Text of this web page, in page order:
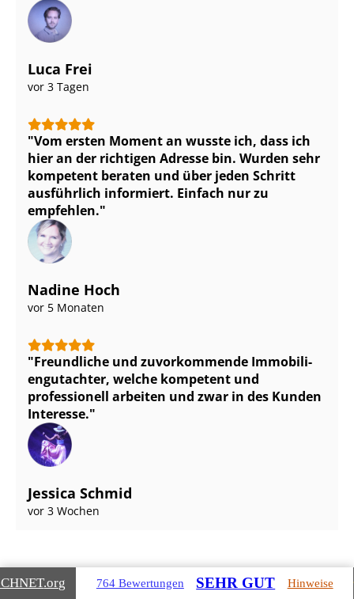
Luca Frei
vor 3 Tagen
Vom ersten Moment an wusste ich, dass ich
hier an der richtigen Adresse bin. Wurden sehr
kompetent beraten und über jeden Schritt
ausführlich informiert. Einfach nur zu
empfehlen.
Nadine Hoch
vor 5 Monaten
Freundliche und zuvorkommende Im­mo­bi­li­
en­gut­ach­ter, welche kompetent und
professionell arbeiten und zwar in des Kunden
Interesse.
Jessica Schmid
vor 3 Wochen
.org 764 Bewertungen SEHR GUT Hinweise